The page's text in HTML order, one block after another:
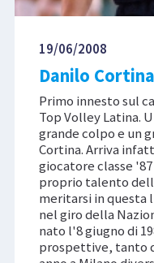
19/06/2008
Danilo
Primo innesto sul
Top Volley Latina.
grande colpo e un
Cortina. Arriva
giocatore classe
proprio talento
meritarsi in questa
nel giro della
nato l'8 giugno di
prospettive, tanto